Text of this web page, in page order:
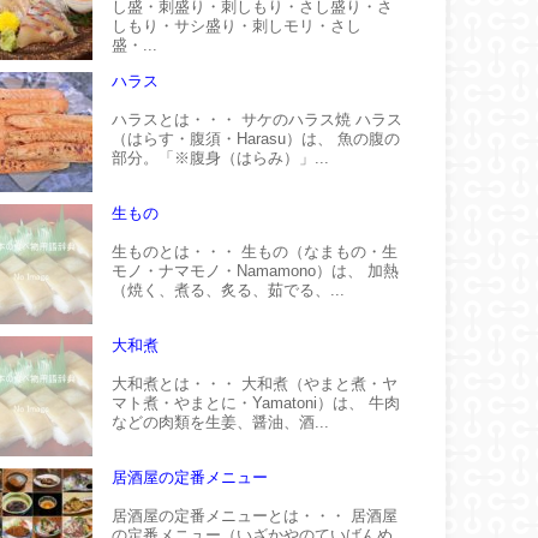
し盛・刺盛り・刺しもり・さし盛り・さ
しもり・サシ盛り・刺しモリ・さし
盛・...
ハラス
ハラスとは・・・ サケのハラス焼 ハラス
（はらす・腹須・Harasu）は、 魚の腹の
部分。「※腹身（はらみ）」...
生もの
生ものとは・・・ 生もの（なまもの・生
モノ・ナマモノ・Namamono）は、 加熱
（焼く、煮る、炙る、茹でる、...
大和煮
大和煮とは・・・ 大和煮（やまと煮・ヤ
マト煮・やまとに・Yamatoni）は、 牛肉
などの肉類を生姜、醤油、酒...
居酒屋の定番メニュー
居酒屋の定番メニューとは・・・ 居酒屋
の定番メニュー（いざかやのていばんめ